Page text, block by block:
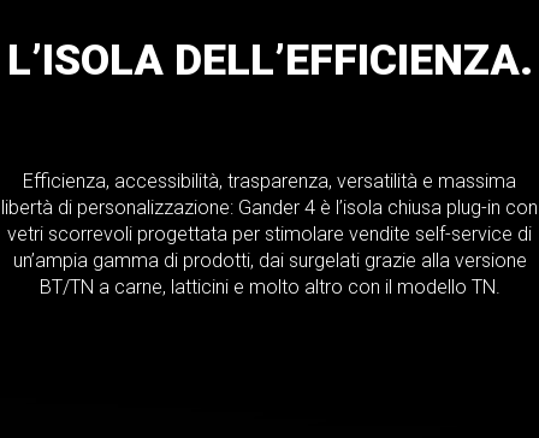
L’ISOLA DELL’EFFICIENZA.
Efficienza, accessibilità, trasparenza, versatilità e massima
libertà di personalizzazione: Gander 4 è l’isola chiusa plug-in con
vetri scorrevoli progettata per stimolare vendite self-service di
un’ampia gamma di prodotti, dai surgelati grazie alla versione
BT/TN a carne, latticini e molto altro con il modello TN.